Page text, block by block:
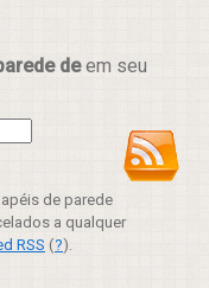
deem seu
de parede
a qualquer
RSS (?).